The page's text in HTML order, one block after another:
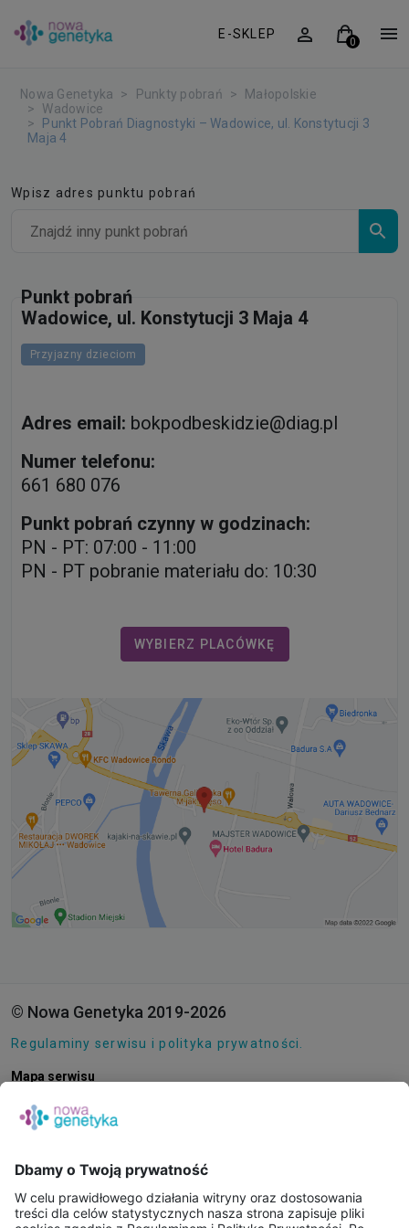
E-SKLEP
Nowa Genetyka Punkty pobrań
Małopolskie
Wadowice
Punkt Pobrań Diagnostyki – Wadowice, ul. Konstytucji 3
Maja 4
Wpisz adres punktu pobrań
Punkt pobrań
Wadowice, ul. Konstytucji 3 Maja 4
Przyjazny dzieciom
Adres email: bokpodbeskidzie@diag.pl
Numer telefonu:
661 680 076
Punkt pobrań czynny w godzinach:
PN - PT: 07:00 - 11:00
PN - PT pobranie materiału do: 10:30
WYBIERZ PLACÓWKĘ
© Nowa Genetyka 2019-2026
Regulaminy serwisu i polityka prywatności.
Mapa serwisu
E-SKLEP
PUNKTY POBRAŃ
KONSULTACJE ONLINE